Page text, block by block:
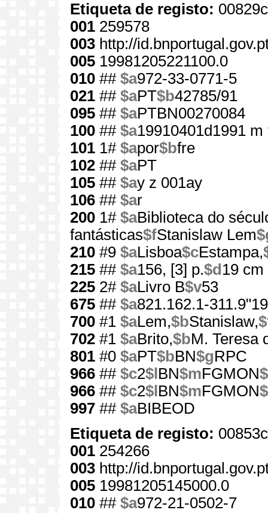
Etiqueta de registo:
001 259578
003 http://
005 19981205221100.0
010 ## $a972-33-0771-5
021 ## $aPT$b42785/91
095 ## $aPTBN00270084
100 ## $a19910401d1991
101 1# $apor$bfre
102 ## $aPT
105 ## $ay z 001ay
106 ## $ar
200 1# $aBiblioteca do
fantásticas$fStanislaw Lem
210 #9 $aLisboa$cEstampa,
215 ## $a156, [3] p.$d 19 cm
225 2# $aLivro B$v53
675 ## $a821.162.1-
700 #1 $aLem,$bStanislaw,
702 #1 $aBrito,$bM. Teresa
801 #0 $aPT$bBN$gRPC
966 ## $c2$l BN$mFGMON
966 ## $c2$l BN$mFGMON
997 ## $aBIBEOD
Etiqueta de registo:
001 254266
003 http://
005 19981205145000.0
010 ## $a972-21-0502-7